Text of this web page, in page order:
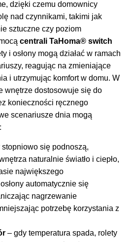
dzięki czemu domownicy
nad czynnikami, takimi jak
sztuczne czy poziom
centrali TaHoma® switch
i osłony mogą działać w ramach
reagując na zmieniające
i utrzymując komfort w domu. W
wnętrze dostosowuje się do
konieczności ręcznego
scenariusze dnia mogą
stopniowo się podnoszą,
naturalnie światło i ciepło,
największego
automatycznie się
nagrzewanie
potrzebę korzystania z
– gdy temperatura spada, rolety